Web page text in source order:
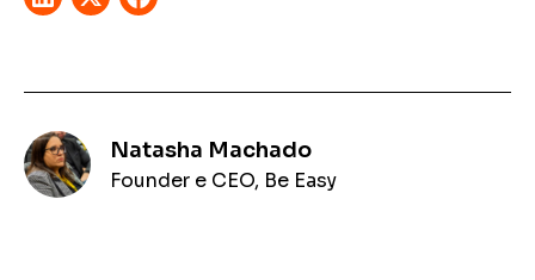
Natasha Machado
Founder e CEO, Be Easy